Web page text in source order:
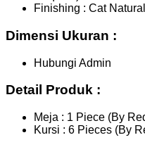
Finishing : Cat
Dimensi Ukuran :
Hubungi Admin
Detail Produk :
Meja : 1 Piece (By
Kursi : 6 Pieces (By